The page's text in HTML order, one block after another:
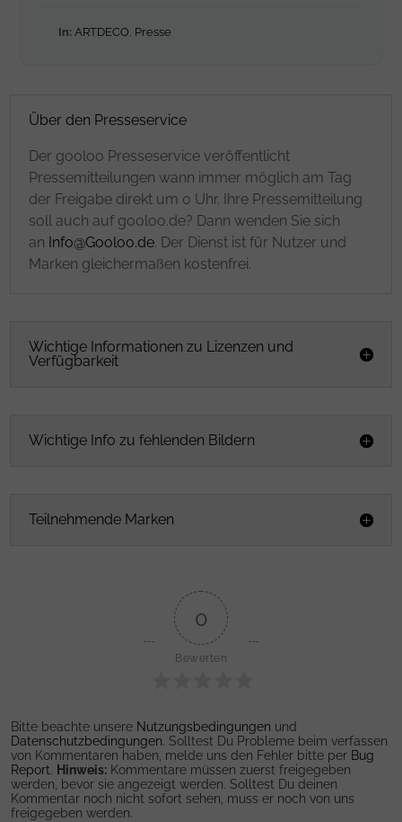
In: ARTDECO, Presse
Über den Presseservice
Der gooloo Presseservice veröffentlicht
Pressemitteilungen wann immer möglich am Tag
der Freigabe direkt um 0 Uhr. Ihre Pressemitteilung
soll auch auf gooloo.de? Dann wenden Sie sich
an Info@Gooloo.de. Der Dienst ist für Nutzer und
Marken gleichermaßen kostenfrei.
Wichtige Informationen zu Lizenzen und
Verfügbarkeit
Wichtige Info zu fehlenden Bildern
Teilnehmende Marken
0
Bewerten
Bitte beachte unsere Nutzungsbedingungen und
Datenschutzbedingungen. Solltest Du Probleme beim verfassen
von Kommentaren haben, melde uns den Fehler bitte per Bug
Report. Hinweis: Kommentare müssen zuerst freigegeben
werden, bevor sie angezeigt werden. Solltest Du deinen
Kommentar noch nicht sofort sehen, muss er noch von uns
freigegeben werden.